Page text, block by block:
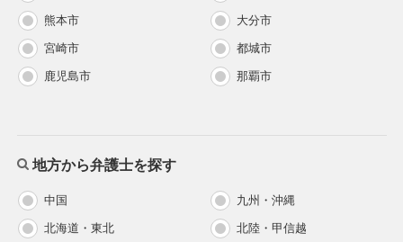
熊本市 大分市
宮崎市 都城市
鹿児島市 那覇市
地方から弁護士を探す
中国 九州・沖縄
北海道・東北 北陸・甲信越